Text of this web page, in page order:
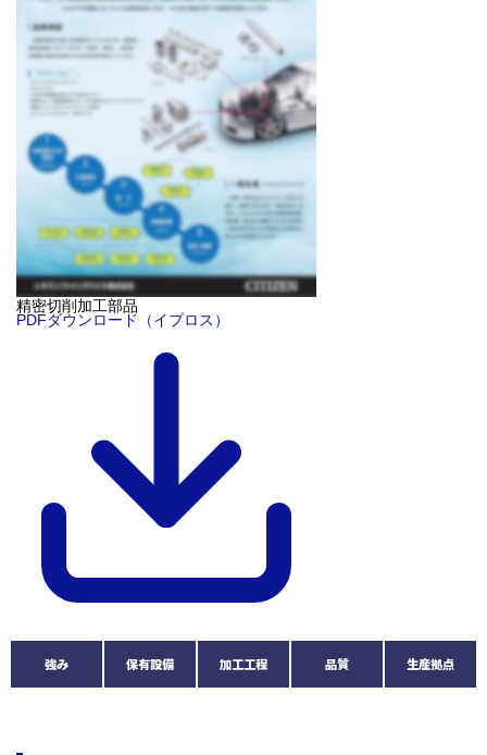
精密切削加工部品
PDFダウンロード（イプロス）
強み 保有設備 加工工程 品質 生産拠点